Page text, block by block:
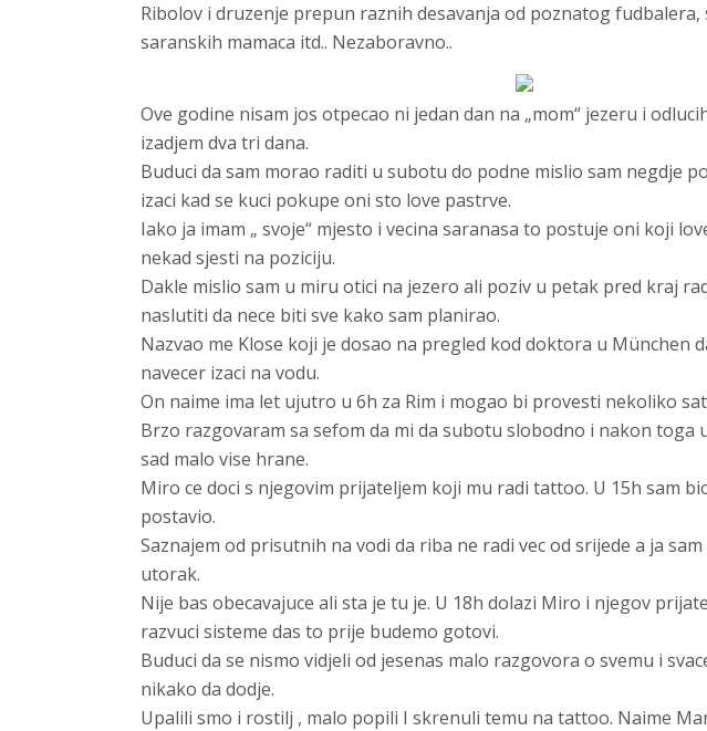
Ribolov i druzenje prepun raznih desavanja od poznatog fudbalera,
saranskih mamaca itd.. Nezaboravno..
Ove godine nisam jos otpecao ni jedan dan na „mom“ jezeru i
izadjem dva tri dana.
Buduci da sam morao raditi u subotu do podne mislio sam negdje
izaci kad se kuci pokupe oni sto love pastrve.
Iako ja imam „ svoje“ mjesto i vecina saranasa to postuje oni koji
nekad sjesti na poziciju.
Dakle mislio sam u miru otici na jezero ali poziv u petak pred kraj
naslutiti da nece biti sve kako sam planirao.
Nazvao me Klose koji je dosao na pregled kod doktora u München
navecer izaci na vodu.
On naime ima let ujutro u 6h za Rim i mogao bi provesti nekoliko
Brzo razgovaram sa sefom da mi da subotu slobodno i nakon toga
sad malo vise hrane.
Miro ce doci s njegovim prijateljem koji mu radi tattoo. U 15h sam
postavio.
Saznajem od prisutnih na vodi da riba ne radi vec od srijede a ja
utorak.
Nije bas obecavajuce ali sta je tu je. U 18h dolazi Miro i njegov
razvuci sisteme das to prije budemo gotovi.
Buduci da se nismo vidjeli od jesenas malo razgovora o svemu i
nikako da dodje.
Upalili smo i rostilj , malo popili I skrenuli temu na tattoo. Naime